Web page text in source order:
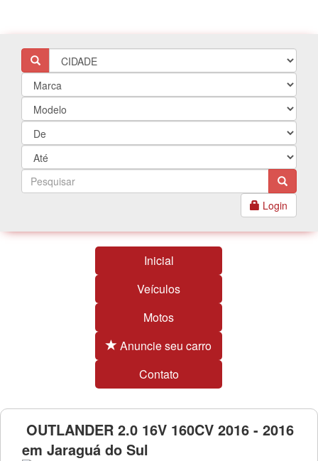
Login
Inicial
Veículos
Motos
Anuncie seu carro
Contato
OUTLANDER 2.0 16V 160CV 2016 - 2016
em Jaraguá do Sul